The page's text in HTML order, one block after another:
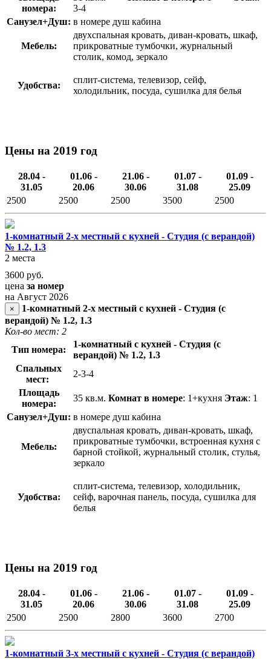
номера:
3-4
Санузел+Душ: в номере душ кабина
Мебель:
двухспальная кровать, диван-кровать, шкаф,
прикроватные тумбочки, журнальный
столик, комод, зеркало
Удобства:
сплит-система, телевизор, сейф,
холодильник, посуда, сушилка для белья
Цены на 2019 год
28.04 -
31.05
01.06 -
20.06
21.06 -
30.06
01.07 -
31.08
01.09 -
25.09
2500
2500 2500 3500 2500
1-комнатный 2-х местный с кухней - Студия (с верандой)
№ 1.2, 1.3
2 места
3600 руб.
цена за номер
на Август 2026
×
1-комнатный 2-х местный с кухней - Студия (с
верандой) № 1.2, 1.3
Кол-во мест: 2
Тип номера:
1-комнатный с кухней - Студия (с
верандой) № 1.2, 1.3
Спальных
мест:
2-3-4
Площадь
номера:
35 кв.м. Комнат в номере: 1+кухня Этаж: 1
Санузел+Душ: в номере душ кабина
Мебель:
двуспальная кровать, диван-кровать, шкаф,
прикроватные тумбочки, встроенная кухня с
барной стойкой, журнальный столик, стулья,
зеркало
Удобства:
сплит-система, телевизор, холодильник,
сейф, варочная панель, посуда, сушилка для
белья
Цены на 2019 год
28.04 -
31.05
01.06 -
20.06
21.06 -
30.06
01.07 -
31.08
01.09 -
25.09
2500
2500 2800 3600 2700
1-комнатный 3-х местный с кухней - Студия (с верандой)